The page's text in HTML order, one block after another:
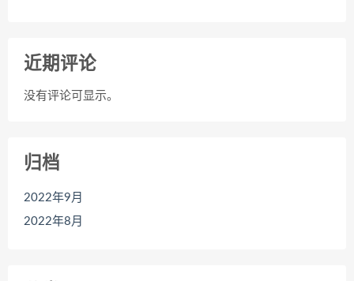
近期评论
没有评论可显示。
归档
2022年9月
2022年8月